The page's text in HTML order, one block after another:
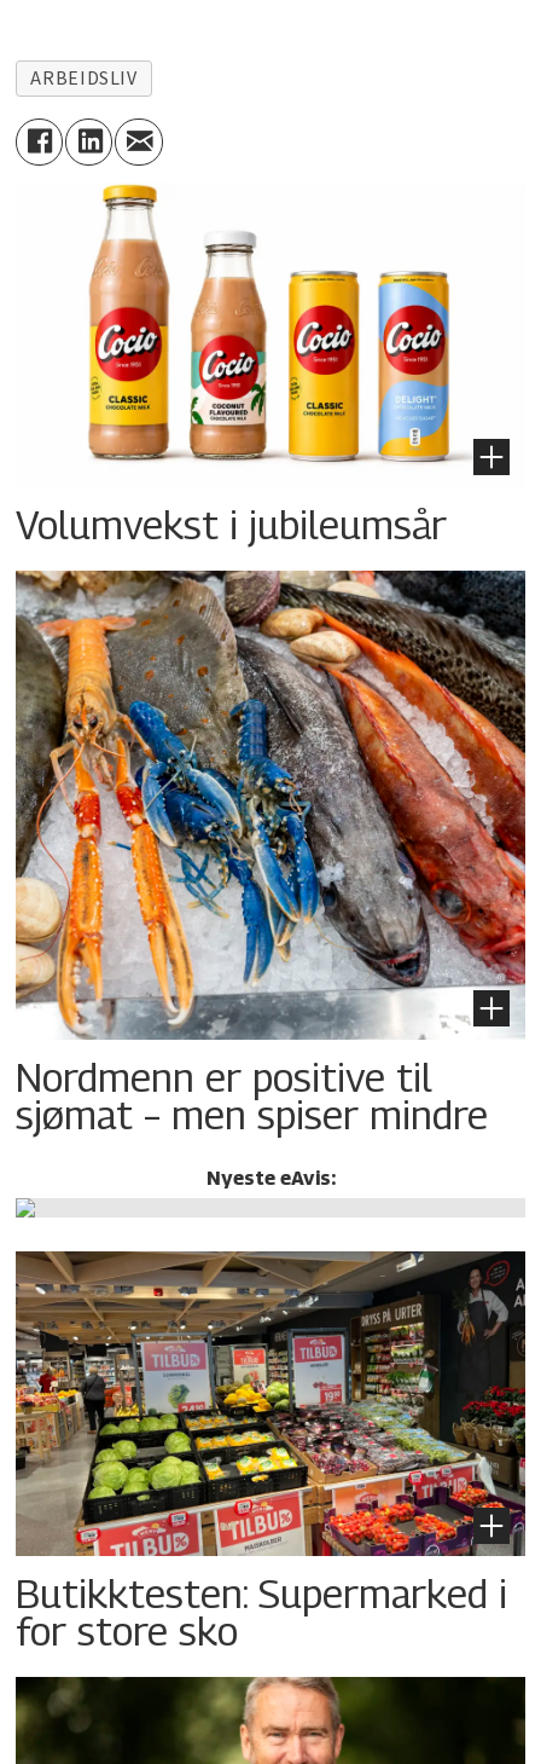
ARBEIDSLIV
Volumvekst i jubileumsår
Nordmenn er positive til
sjømat – men spiser mindre
Nyeste eAvis:
Butikktesten: Supermarked i
for store sko